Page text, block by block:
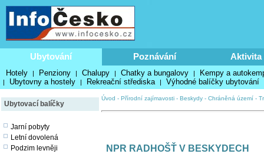
Ubytování Poznávání Aktivita
Hotely | Penziony | Chalupy | Chatky a bungalovy | Kempy a
| Ubytovny a hostely | Rekreační střediska | Výhodné balíčky ubytování
Ubytovací balíčky
Jarní pobyty
Letní dovolená
Podzim levněji
Úvod - Přírodní zajímavosti - Beskydy - Chráněná území -
NPR RADHOŠŤ V BESKYDECH